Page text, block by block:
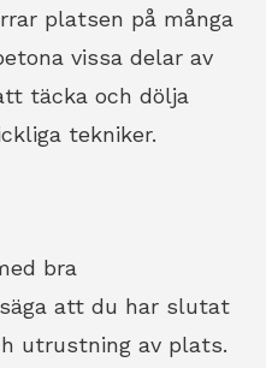
platsen på många
vissa delar av
täcka och dölja
tekniker.
bra
att du har slutat
utrustning av plats.